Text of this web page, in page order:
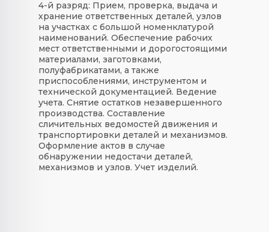
4-й разряд: Прием, проверка, выдача и
хранение ответственных деталей, узлов
на участках с большой номенклатурой
наименований. Обеспечение рабочих
мест ответственными и дорогостоящими
материалами, заготовками,
полуфабрикатами, а также
приспособлениями, инструментом и
технической документацией. Ведение
учета. Снятие остатков незавершенного
производства. Составление
сличительных ведомостей движения и
транспортировки деталей и механизмов.
Оформление актов в случае
обнаружении недостачи деталей,
механизмов и узлов. Учет изделий.